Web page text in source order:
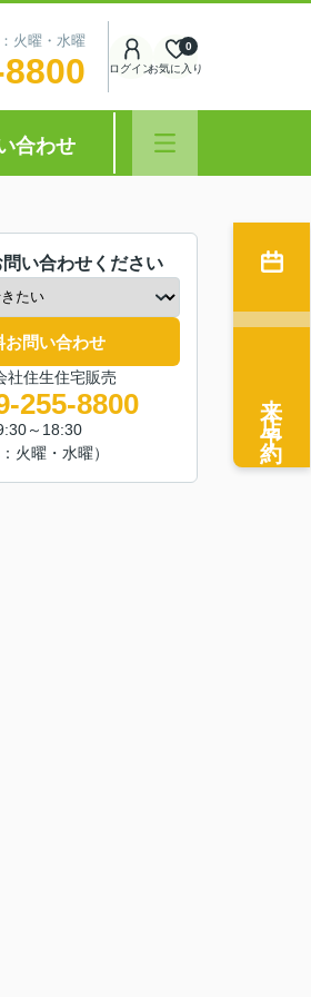
火曜・水曜
ログインお気に入り
0
合わせ
い合わせください
お問い合わせ
社住生住宅販売
255-8800
～18:30
：火曜・水曜）
来店予約